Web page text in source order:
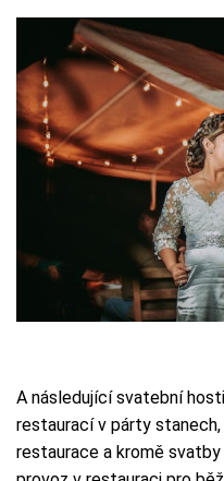
A následující svatební
restaurací v párty
restaurace a kromě